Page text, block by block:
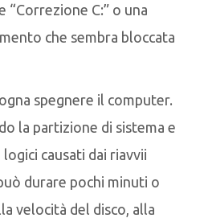
“Correzione C:” o una
che sembra bloccata
spegnere il computer.
la partizione di sistema e
causati dai riavvii
durare pochi minuti o
velocità del disco, alla